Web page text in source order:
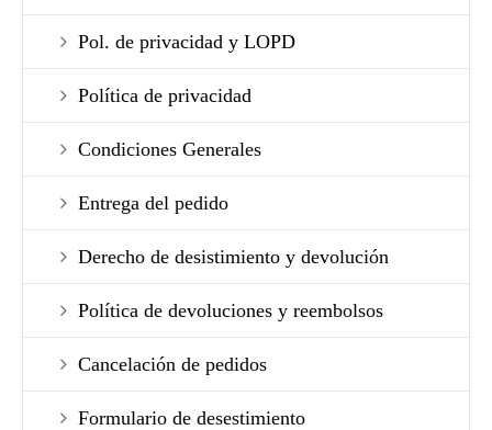
Pol. de privacidad y LOPD
Política de privacidad
Condiciones Generales
Entrega del pedido
Derecho de desistimiento y devolución
Política de devoluciones y reembolsos
Cancelación de pedidos
Formulario de desestimiento